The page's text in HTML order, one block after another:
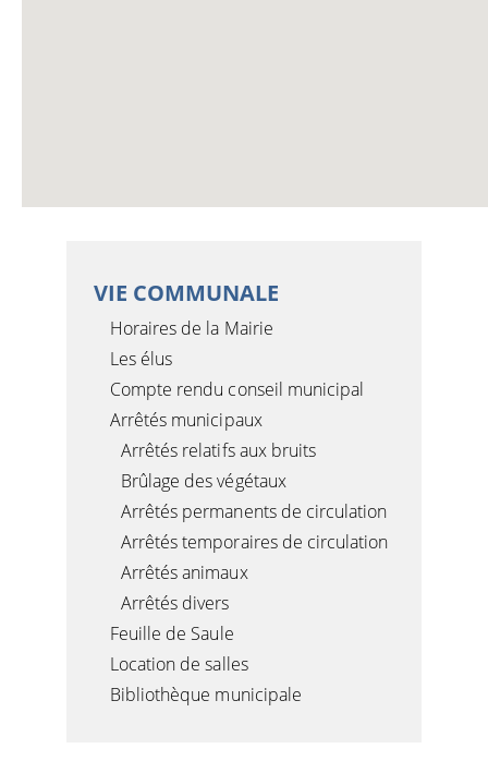
VIE COMMUNALE
Horaires de la Mairie
Les élus
Compte rendu conseil municipal
Arrêtés municipaux
Arrêtés relatifs aux bruits
Brûlage des végétaux
Arrêtés permanents de circulation
Arrêtés temporaires de circulation
Arrêtés animaux
Arrêtés divers
Feuille de Saule
Location de salles
Bibliothèque municipale